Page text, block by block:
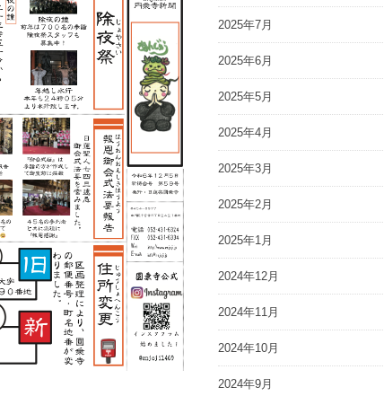
2025年7月
2025年6月
2025年5月
2025年4月
2025年3月
2025年2月
2025年1月
2024年12月
2024年11月
2024年10月
2024年9月